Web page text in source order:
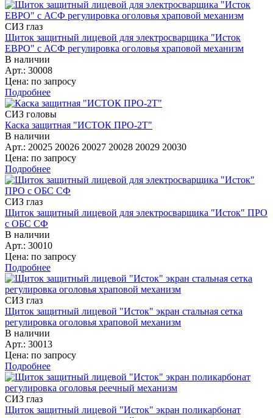
СИЗ глаз
Щиток защитный лицевой для электросварщика "Исток
ЕВРО" с АСФ регулировка оголовья храповой механизм
В наличии
Арт.: 30008
Цена: по запросу
Подробнее
СИЗ головы
Каска защитная "ИСТОК ПРО-2Т"
В наличии
Арт.: 20025 20026 20027 20028 20029 20030
Цена: по запросу
Подробнее
СИЗ глаз
Щиток защитный лицевой для электросварщика "Исток" ПРО
с ОБС СФ
В наличии
Арт.: 30010
Цена: по запросу
Подробнее
СИЗ глаз
Щиток защитный лицевой "Исток" экран стальная сетка
регулировка оголовья храповой механизм
В наличии
Арт.: 30013
Цена: по запросу
Подробнее
СИЗ глаз
Щиток защитный лицевой "Исток" экран поликарбонат